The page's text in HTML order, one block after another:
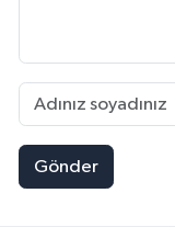
Gönder